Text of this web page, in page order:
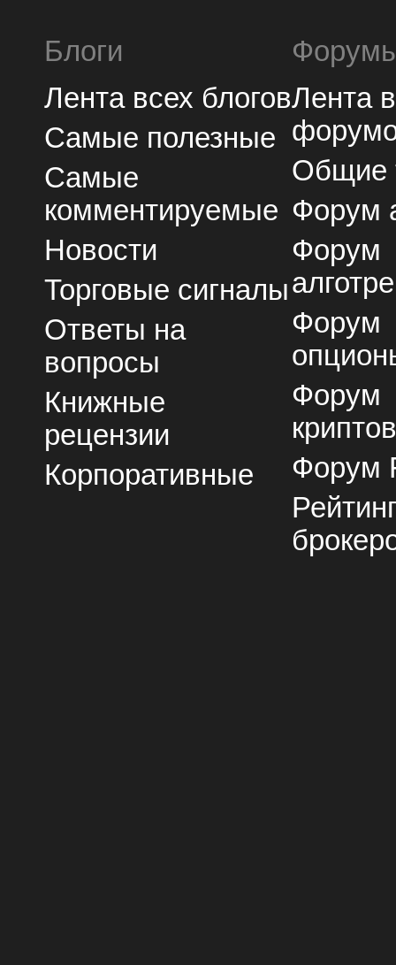
Блоги
Лента всех блогов
Самые полезные
Самые
комментируемые
Новости
Торговые сигналы
Ответы на
вопросы
Книжные
рецензии
Корпоративные
Лента
Общие
Форум
Форум
Форум
Форум
Форум